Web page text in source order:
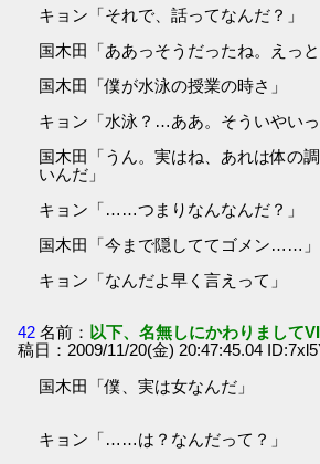
キョン「それで、話ってなんだ？」
国木田「ああっそうだったね。えっ
国木田「僕が水泳の授業の時さ」
キョン「水泳？…ああ。そういやいっ
国木田「うん。実はね、あれは体の
いんだ」
キョン「……つまりなんなんだ？」
国木田「今まで隠しててゴメン……」
キョン「なんだよ早く言えって」
42 名前： 以下、名無しにかわりまして
稿日：2009/11/20(金) 20:47:45.04
国木田「僕、実は女なんだ」
キョン「……は？なんだって？」